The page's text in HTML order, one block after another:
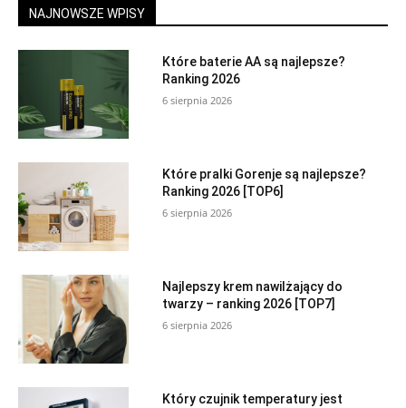
NAJNOWSZE WPISY
Które baterie AA są najlepsze?
Ranking 2026
6 sierpnia 2026
Które pralki Gorenje są najlepsze?
Ranking 2026 [TOP6]
6 sierpnia 2026
Najlepszy krem nawilżający do
twarzy – ranking 2026 [TOP7]
6 sierpnia 2026
Który czujnik temperatury jest